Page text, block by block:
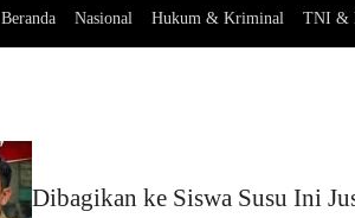
Beranda Nasional Hukum & Kriminal TNI &
Dibagikan ke Siswa Susu Ini